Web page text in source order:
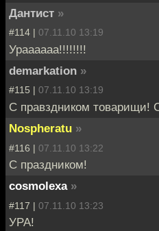
Дантист »
#114 | 07.11.10 13:19
Ураааааа!!!!!!!!
demarkation »
#115 | 07.11.10 13:19
С правздником товарищи!
Nospheratu »
#116 | 07.11.10 13:22
С праздником!
cosmolexa »
#117 | 07.11.10 13:23
УРА!